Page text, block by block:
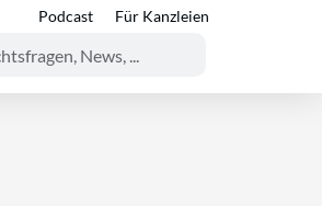
Podcast Für Kanzleien